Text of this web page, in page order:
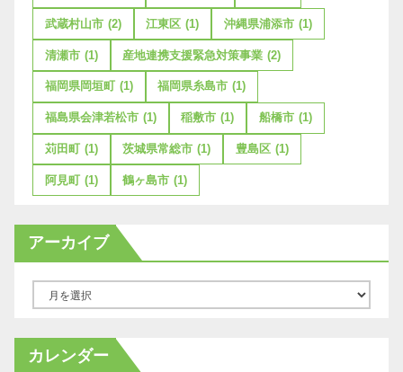
武蔵村山市 (2) 江東区 (1) 沖縄県浦添市 (1)
清瀬市 (1) 産地連携支援緊急対策事業 (2)
福岡県岡垣町 (1) 福岡県糸島市 (1)
福島県会津若松市 (1) 稲敷市 (1) 船橋市 (1)
苅田町 (1) 茨城県常総市 (1) 豊島区 (1)
阿見町 (1) 鶴ヶ島市 (1)
アーカイブ
カ
カレンダー